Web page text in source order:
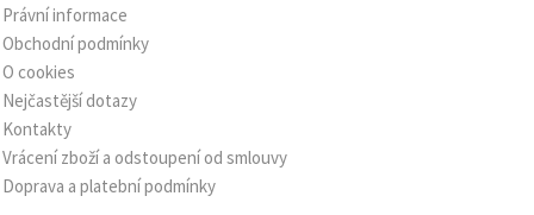
Právní informace
Obchodní podmínky
O cookies
Nejčastější dotazy
Kontakty
Vrácení zboží a odstoupení od smlouvy
Doprava a platební podmínky